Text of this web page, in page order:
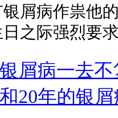
屑病作祟他
之际强烈要
银屑病一去
和20年的银屑